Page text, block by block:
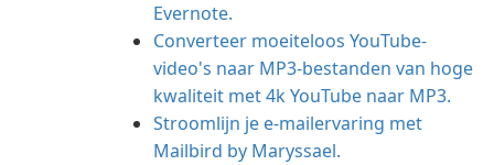
Evernote.
Converteer moeiteloos YouTube-
video's naar MP3-bestanden van hoge
kwaliteit met 4k YouTube naar MP3.
Stroomlijn je e-mailervaring met
Mailbird by Maryssael.